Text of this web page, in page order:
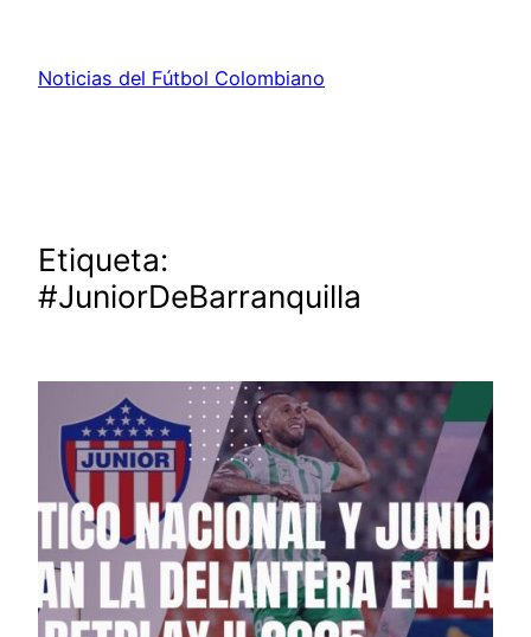
contenido
Noticias del Fútbol Colombiano
Etiqueta:
#JuniorDeBarranquilla